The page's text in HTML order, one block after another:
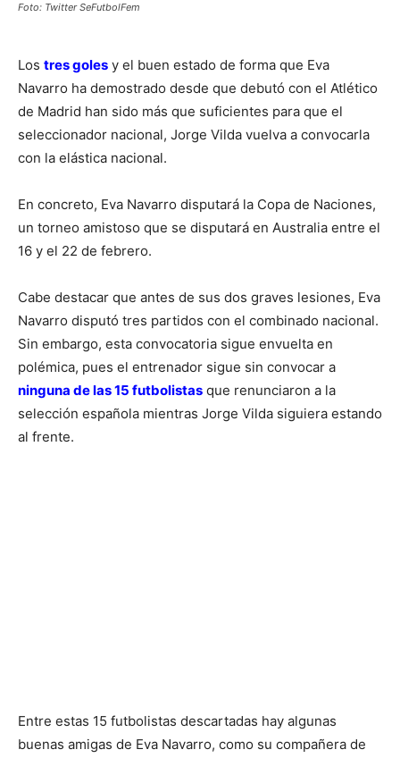
Foto: Twitter SeFutbolFem
Los tres goles y el buen estado de forma que Eva
Navarro ha demostrado desde que debutó con el Atlético
de Madrid han sido más que suficientes para que el
seleccionador nacional, Jorge Vilda vuelva a convocarla
con la elástica nacional.
En concreto, Eva Navarro disputará la Copa de Naciones,
un torneo amistoso que se disputará en Australia entre el
16 y el 22 de febrero.
Cabe destacar que antes de sus dos graves lesiones, Eva
Navarro disputó tres partidos con el combinado nacional.
Sin embargo, esta convocatoria sigue envuelta en
polémica, pues el entrenador sigue sin convocar a
ninguna de las 15 futbolistas que renunciaron a la
selección española mientras Jorge Vilda siguiera estando
al frente.
Entre estas 15 futbolistas descartadas hay algunas
buenas amigas de Eva Navarro, como su compañera de